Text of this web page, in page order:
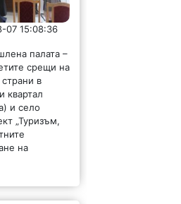
07 15:08:36
палата –
срещи на
в
квартал
и село
„Туризъм,
на